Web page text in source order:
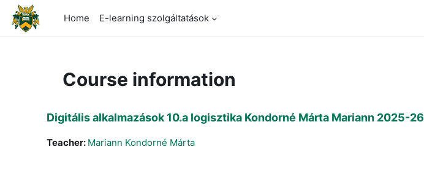
Skip to main content
Home
E-learning szolgáltatások
Course information
Digitális alkalmazások 10.a logisztika Kondorné Márta Mariann 2025-26
Teacher: Mariann Kondorné Márta